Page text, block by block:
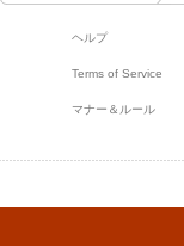
ヘルプ
Terms of Service
マナー＆ルール